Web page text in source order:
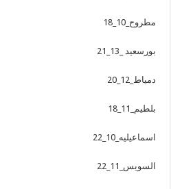
مطروح_10_18
بورسعيد _13_21
دمياط_12_20
بلطيم_11_18
اسماعيليه_10_22
السويس_11_22